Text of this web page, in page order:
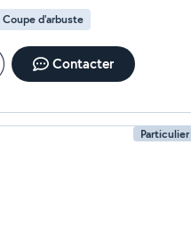
Coupe d'arbuste
Contacter
Particulier